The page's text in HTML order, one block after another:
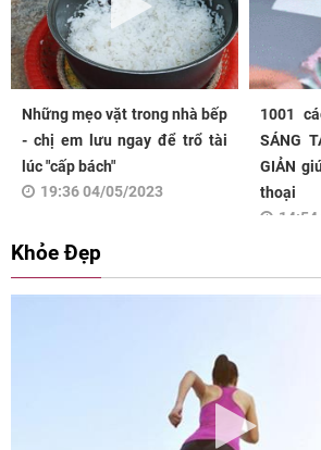
Những mẹo vặt trong nhà bếp
- chị em lưu ngay để trổ tài
lúc "cấp bách"
19:36 04/05/2023
1001
SÁNG
GIẢN
thoại
Khỏe Đẹp